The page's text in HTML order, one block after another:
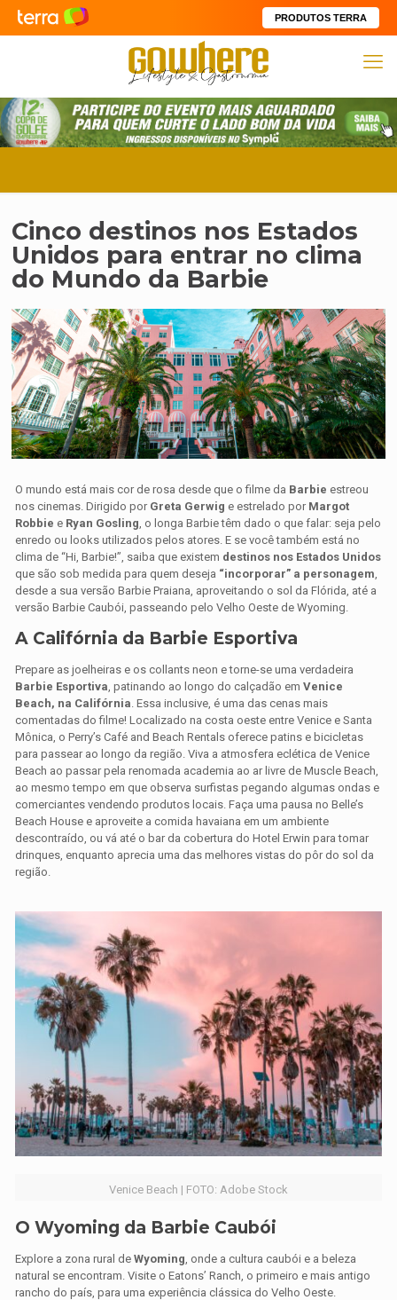
PRODUTOS TERRA
Cinco destinos nos Estados
Unidos para entrar no clima
do Mundo da Barbie
O mundo está mais cor de rosa desde que o filme da Barbie estreou
nos cinemas. Dirigido por Greta Gerwig e estrelado por Margot
Robbie e Ryan Gosling, o longa Barbie têm dado o que falar: seja pelo
enredo ou looks utilizados pelos atores. E se você também está no
clima de “Hi, Barbie!”, saiba que existem destinos nos Estados Unidos
que são sob medida para quem deseja “incorporar” a personagem,
desde a sua versão Barbie Praiana, aproveitando o sol da Flórida, até a
versão Barbie Caubói, passeando pelo Velho Oeste de Wyoming.
A Califórnia da Barbie Esportiva
Prepare as joelheiras e os collants neon e torne-se uma verdadeira
Barbie Esportiva, patinando ao longo do calçadão emVenice
Beach, na Califórnia. Essa inclusive, é uma das cenas mais
comentadas do filme! Localizado na costa oeste entre Venice e Santa
Mônica, o Perry’s Café and Beach Rentals oferece patins e bicicletas
para passear ao longo da região. Viva a atmosfera eclética de Venice
Beach ao passar pela renomada academia ao ar livre de Muscle Beach,
ao mesmo tempo em que observa surfistas pegando algumas ondas e
comerciantes vendendo produtos locais. Faça uma pausa no Belle’s
Beach House e aproveite a comida havaiana em um ambiente
descontraído, ou vá até o bar da cobertura do Hotel Erwin para tomar
drinques, enquanto aprecia uma das melhores vistas do pôr do sol da
região.
Venice Beach | FOTO: Adobe Stock
O Wyoming da Barbie Caubói
Explore a zona rural deWyoming , onde a cultura caubói e a beleza
natural se encontram. Visite o Eatons’ Ranch, o primeiro e mais antigo
rancho do país, para uma experiência clássica do Velho Oeste.